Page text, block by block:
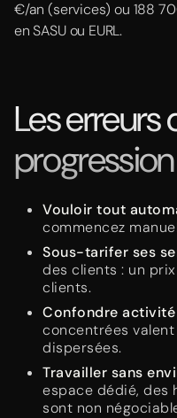
€/an (services) ou 188
en SASU ou EURL.
Les erreurs
progression
Vouloir tout
commencez
Sous-tarifer ses
des clients : un
clients.
Confondre
concentrées valent
dispersées.
Travailler sans
espace dédié, des
sont non